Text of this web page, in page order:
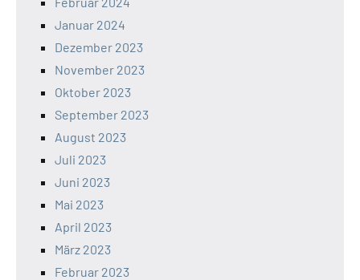
Januar 2024
Dezember 2023
November 2023
Oktober 2023
September 2023
August 2023
Juli 2023
Juni 2023
Mai 2023
April 2023
März 2023
Februar 2023